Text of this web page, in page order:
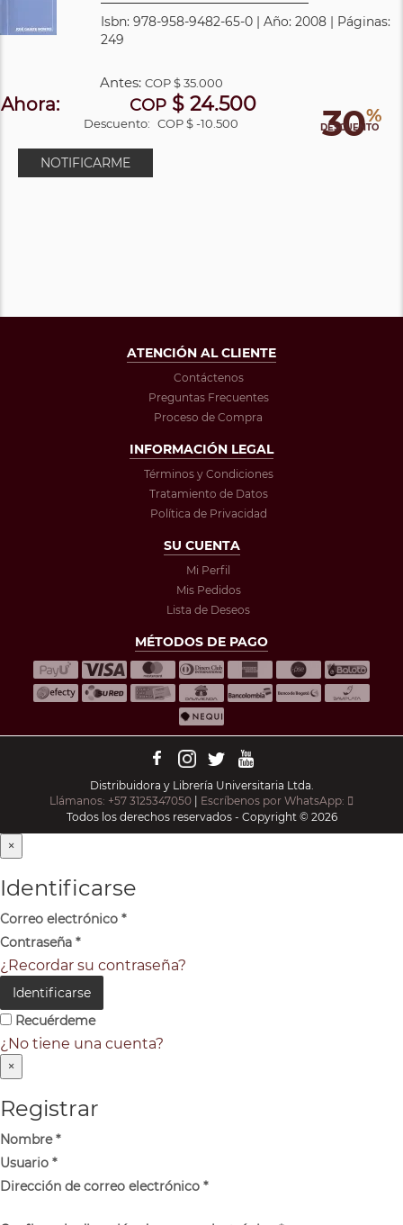
Isbn: 978-958-9482-65-0 | Año: 2008 | Páginas:
249
30%
DESCUENTO
Antes: COP$ 35.000
Ahora: COP$ 24.500
Descuento: COP $ -10.500
NOTIFICARME
ATENCIÓN AL CLIENTE
Contáctenos
Preguntas Frecuentes
Proceso de Compra
INFORMACIÓN LEGAL
Términos y Condiciones
Tratamiento de Datos
Política de Privacidad
SU CUENTA
Mi Perfil
Mis Pedidos
Lista de Deseos
MÉTODOS DE PAGO
Distribuidora y Librería Universitaria Ltda.
Llámanos: +57 3125347050 | Escríbenos por WhatsApp:
Todos los derechos reservados - Copyright © 2026
×
Identificarse
Correo electrónico *
Contraseña *
¿Recordar su contraseña?
Identificarse
Recuérdeme
¿No tiene una cuenta?
×
Registrar
Nombre*
Usuario *
Dirección de correo electrónico *